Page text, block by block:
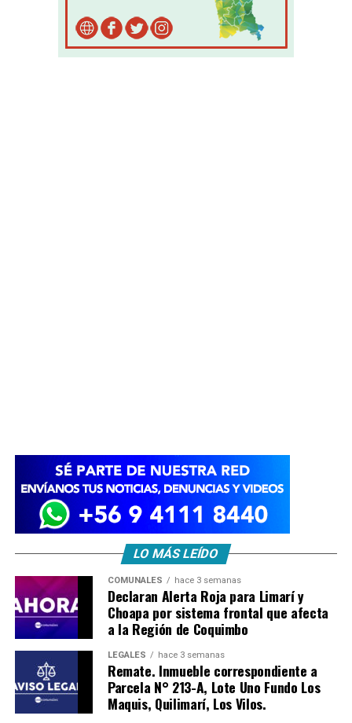
LO MÁS LEÍDO
COMUNALES hace 3 semanas
Declaran Alerta Roja para Limarí y
Choapa por sistema frontal que afecta
a la Región de Coquimbo
LEGALES hace 3 semanas
Remate. Inmueble correspondiente a
Parcela N° 213-A, Lote Uno Fundo Los
Maquis, Quilimarí, Los Vilos.